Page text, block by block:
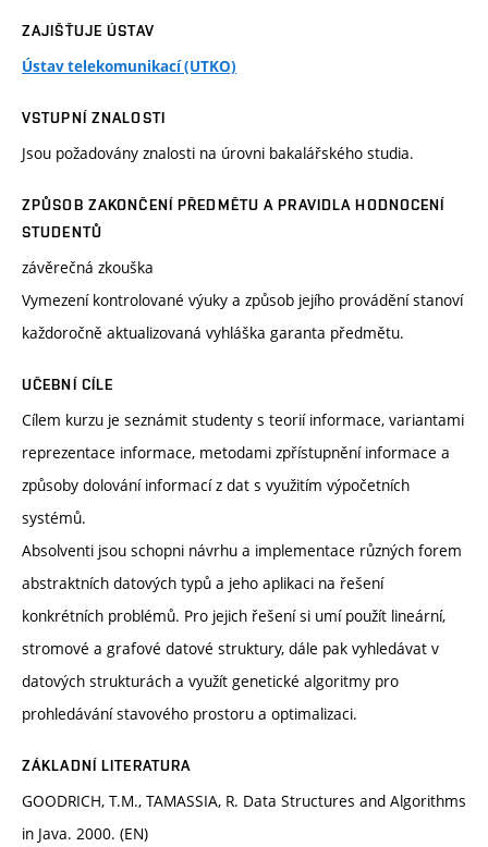
ZAJIŠŤUJE ÚSTAV
Ústav telekomunikací (UTKO)
VSTUPNÍ ZNALOSTI
Jsou požadovány znalosti na úrovni bakalářského studia.
ZPŮSOB ZAKONČENÍ PŘEDMĚTU A PRAVIDLA HODNOCENÍ
STUDENTŮ
závěrečná zkouška
Vymezení kontrolované výuky a způsob jejího provádění stanoví
každoročně aktualizovaná vyhláška garanta předmětu.
UČEBNÍ CÍLE
Cílem kurzu je seznámit studenty s teorií informace, variantami
reprezentace informace, metodami zpřístupnění informace a
způsoby dolování informací z dat s využitím výpočetních
systémů.
Absolventi jsou schopni návrhu a implementace různých forem
abstraktních datových typů a jeho aplikaci na řešení
konkrétních problémů. Pro jejich řešení si umí použít lineární,
stromové a grafové datové struktury, dále pak vyhledávat v
datových strukturách a využít genetické algoritmy pro
prohledávání stavového prostoru a optimalizaci.
ZÁKLADNÍ LITERATURA
GOODRICH, T.M., TAMASSIA, R. Data Structures and Algorithms
in Java. 2000. (EN)